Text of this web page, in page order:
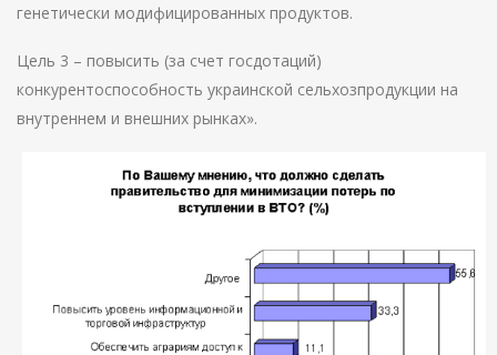
генетически модифицированных продуктов.
Цель 3 – повысить (за счет госдотаций)
конкурентоспособность украинской сельхозпродукции на
внутреннем и внешних рынках».